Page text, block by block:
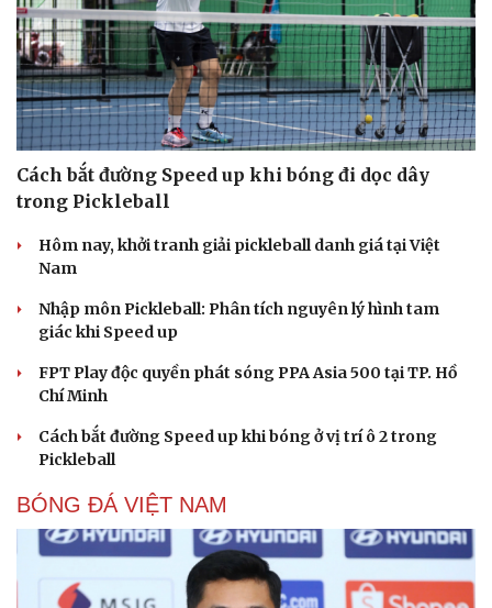
Cách bắt đường Speed up khi bóng đi dọc dây
trong Pickleball
Hôm nay, khởi tranh giải pickleball danh giá tại Việt
Nam
Nhập môn Pickleball: Phân tích nguyên lý hình tam
giác khi Speed up
FPT Play độc quyền phát sóng PPA Asia 500 tại TP. Hồ
Chí Minh
Cách bắt đường Speed up khi bóng ở vị trí ô 2 trong
Pickleball
BÓNG ĐÁ VIỆT NAM